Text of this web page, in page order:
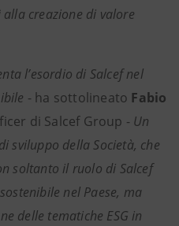
creazione di valore
l’esordio di Salcef nel
- ha sottolineato Fabio
di Salcef Group - Un
sviluppo della Società, che
soltanto il ruolo di Salcef
nel Paese, ma
delle tematiche ESG in